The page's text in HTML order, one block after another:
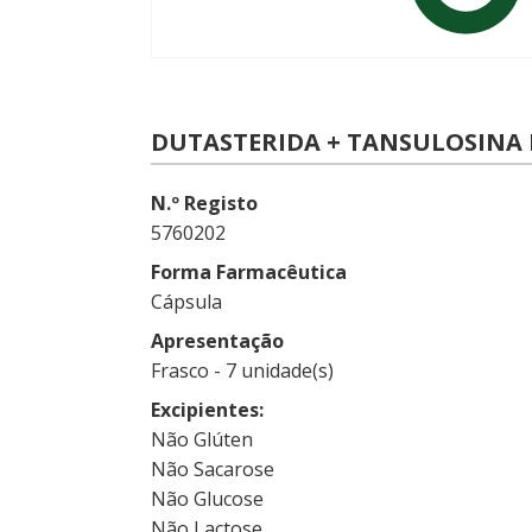
DUTASTERIDA +
N.º Registo
5760202
Forma Farmacêutica
Cápsula
Apresentação
Frasco - 7 unidade(s)
Excipientes
Não Glúten
Não Sacarose
Não Glucose